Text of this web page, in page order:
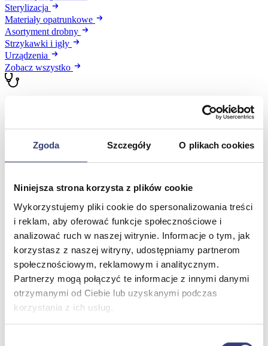
Zgoda Szczegóły O plikach cookies
Niniejsza strona korzysta z plików cookie
Wykorzystujemy pliki cookie do spersonalizowania treści
i reklam, aby oferować funkcje społecznościowe i
analizować ruch w naszej witrynie. Informacje o tym, jak
korzystasz z naszej witryny, udostępniamy partnerom
społecznościowym, reklamowym i analitycznym.
Partnerzy mogą połączyć te informacje z innymi danymi
otrzymanymi od Ciebie lub uzyskanymi podczas
korzystania z ich usług.
Sterylizacja
Materiały opatrunkowe
Asortyment drobny
Strzykawki i igły
Urządzenia
Zobacz wszystko
Wróć
Pulsoksymetry
Artykuły Przeciwodleżynowe
Stetoskopy
Termometry
Zobacz wszystko
Meble medyczne
Wróć
Kozetki